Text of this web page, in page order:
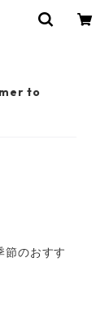
to
節のおすす